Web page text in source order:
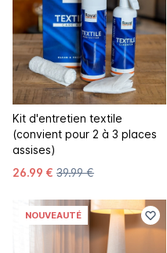
Kit d'entretien textile
(convient pour 2 à 3 places
assises)
26.99 € 39.99 €
NOUVEAUTÉ